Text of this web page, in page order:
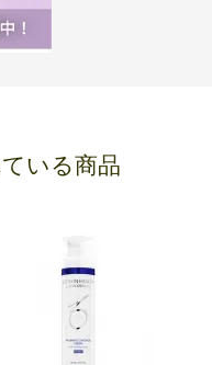
いる商品